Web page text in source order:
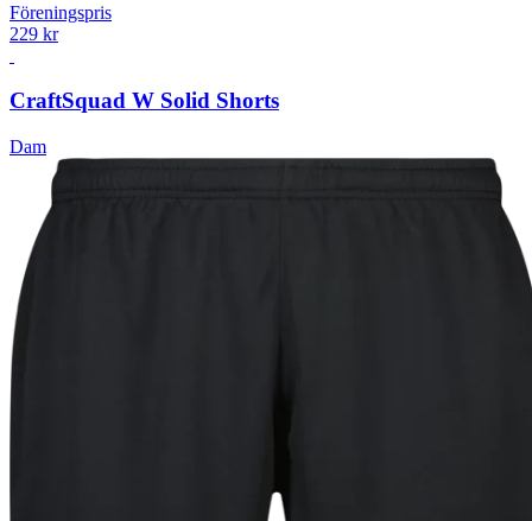
Föreningspris
229 kr
CraftSquad W Solid Shorts
Dam